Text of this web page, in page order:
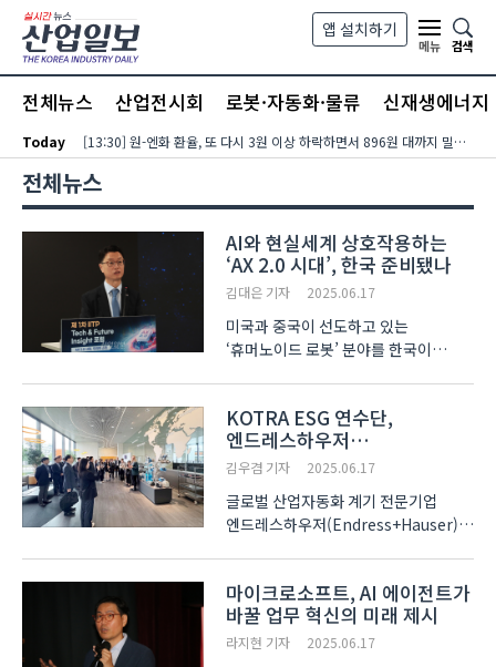
본문 바로가기
앱 설치하기
메뉴
검색
전체뉴스 산업전시회 로봇·자동화·물류 신재생에너지
Today [13:30] 원-엔화 환율, 또 다시 3원 이상 하락하면서 896원 대까지 밀려…달러-엔화 환율은 미국 장기금리?유가 동반 상승에 158엔 대로 내려서
전체뉴스
AI와 현실세계 상호작용하는
‘AX 2.0 시대’, 한국 준비됐나
김대은 기자 2025.06.17
미국과 중국이 선도하고 있는
‘휴머노이드 로봇’ 분야를 한국이
추진돼야 한다는 제언이 나왔다.
정보통신기획평가원(IITP)의 홍진배
원장은 16일 열린 ‘제1차 ..
KOTRA ESG 연수단,
엔드레스하우저
(Endress+Hauser) 스위스
김우겸 기자 2025.06.17
글로벌 산업자동화 계기 전문기업
엔드레스하우저(Endress+Hauser)가
라이나흐 본사 및 생산시설에 초청해
지속가능경영 전략과 적용 사례를
소개했다. 연수단은 엔드레스하우저
마이크로소프트, AI 에이전트가
바꿀 업무 혁신의 미래 제시
라지현 기자 2025.06.17